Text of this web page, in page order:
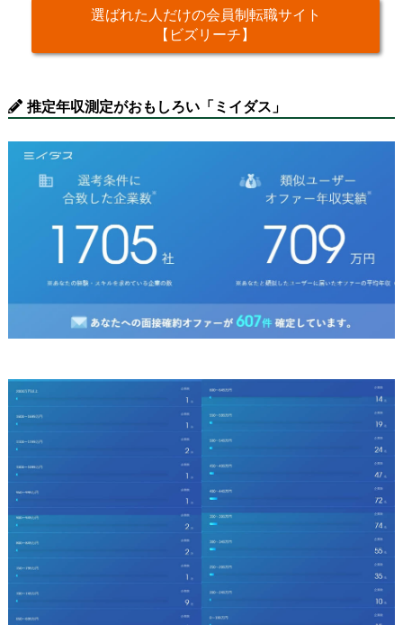
選ばれた人だけの会員制転職サイト
【ビズリーチ】
推定年収測定がおもしろい「ミイダス」